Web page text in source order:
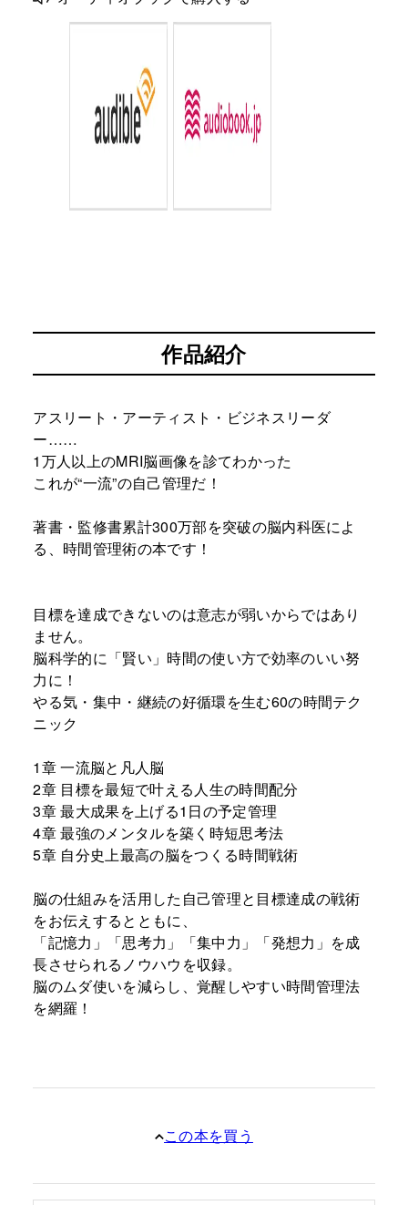
作品紹介
アスリート・アーティスト・ビジネスリーダ
ー……
1万人以上のMRI脳画像を診てわかった
これが“一流”の自己管理だ！
著書・監修書累計300万部を突破の脳内科医によ
る、時間管理術の本です！
目標を達成できないのは意志が弱いからではあり
ません。
脳科学的に「賢い」時間の使い方で効率のいい努
力に！
やる気・集中・継続の好循環を生む60の時間テク
ニック
1章 一流脳と凡人脳
2章 目標を最短で叶える人生の時間配分
3章 最大成果を上げる1日の予定管理
4章 最強のメンタルを築く時短思考法
5章 自分史上最高の脳をつくる時間戦術
脳の仕組みを活用した自己管理と目標達成の戦術
をお伝えするとともに、
「記憶力」「思考力」「集中力」「発想力」を成
長させられるノウハウを収録。
脳のムダ使いを減らし、覚醒しやすい時間管理法
を網羅！
この本を買う